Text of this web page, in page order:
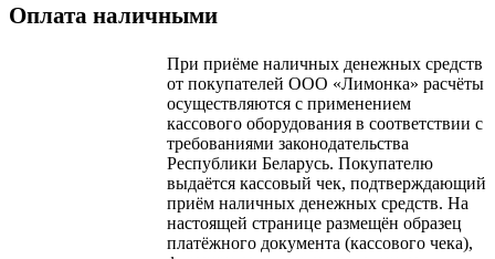
Оплата наличными
При приёме наличных денежных средств
от покупателей ООО «Лимонка» расчёты
осуществляются с применением
кассового оборудования в соответствии с
требованиями законодательства
Республики Беларусь. Покупателю
выдаётся кассовый чек, подтверждающий
приём наличных денежных средств. На
настоящей странице размещён образец
платёжного документа (кассового чека),